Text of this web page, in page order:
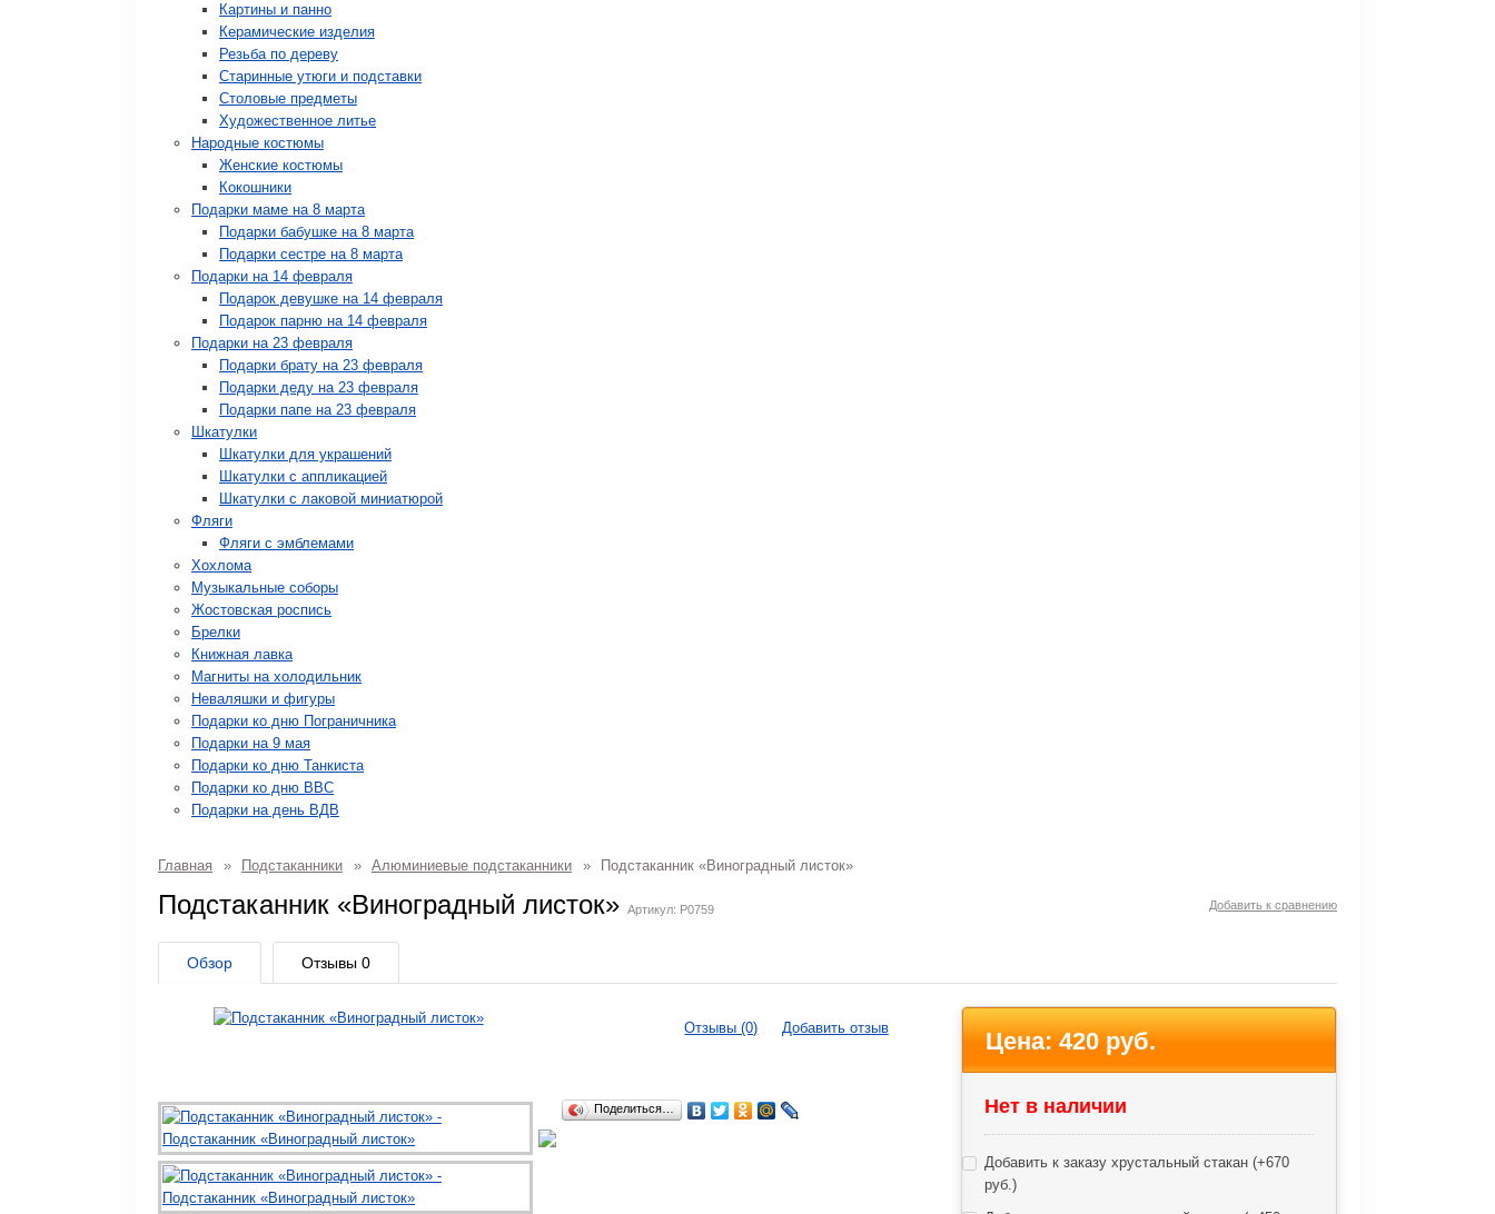
Картины и панно
Керамические изделия
Резьба по дереву
Старинные утюги и подставки
Столовые предметы
Художественное литье
Народные костюмы
Женские костюмы
Кокошники
Подарки маме на 8 марта
Подарки бабушке на 8 марта
Подарки сестре на 8 марта
Подарки на 14 февраля
Подарок девушке на 14 февраля
Подарок парню на 14 февраля
Подарки на 23 февраля
Подарки брату на 23 февраля
Подарки деду на 23 февраля
Подарки папе на 23 февраля
Шкатулки
Шкатулки для украшений
Шкатулки с аппликацией
Шкатулки с лаковой миниатюрой
Фляги
Фляги с эмблемами
Хохлома
Музыкальные соборы
Жостовская роспись
Брелки
Книжная лавка
Магниты на холодильник
Неваляшки и фигуры
Подарки ко дню Пограничника
Подарки на 9 мая
Подарки ко дню Танкиста
Подарки ко дню ВВС
Подарки на день ВДВ
Главная » Подстаканники » Алюминиевые подстаканники » Подстаканник «Виноградный листок»
Подстаканник «Виноградный листок» Артикул: P0759 Добавить к сравнению
Обзор Отзывы 0
Отзывы (0) Добавить отзыв
Поделиться…
Цена:420 руб.
Нет в наличии
Добавить к заказу хрустальный стакан (+670
руб.)